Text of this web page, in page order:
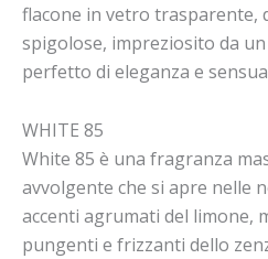
flacone in vetro trasparente,
spigolose, impreziosito da
perfetto di eleganza e
WHITE 85
White 85 è una fragranza
avvolgente che si apre nelle
accenti agrumati del limone,
pungenti e frizzanti dello